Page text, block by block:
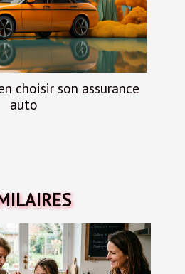
choisir son assurance
auto